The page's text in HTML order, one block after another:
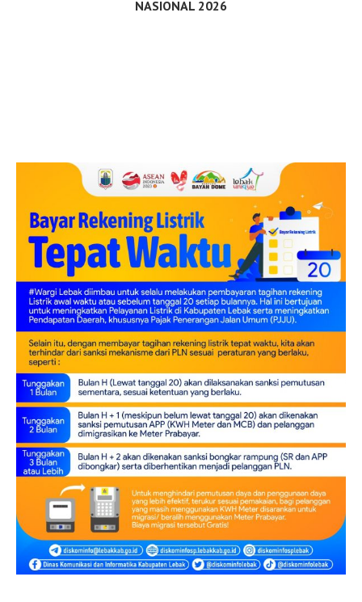
NASIONAL 2026